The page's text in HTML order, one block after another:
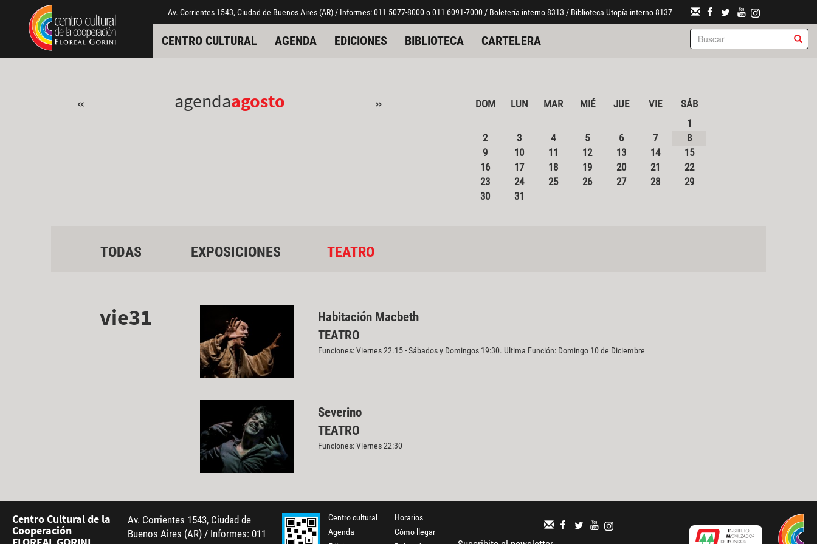
Pasar al contenido principal
Jump to main content Av. Corrientes 1543, Ciudad de Buenos Aires (AR) / Informes: 011 5077-8000 o 011 6091-7000 / Boletería interno 8313 / Biblioteca Utopía interno 8137
CENTRO CULTURAL AGENDA EDICIONES BIBLIOTECA CARTELERA
« agendaagosto » DOM LUN MAR MIÉ JUE VIE
SÁB
1
2
3 4 5 6 7
8
9
10 11 12 13 14
15
16
17 18 19 20 21
22
23
24 25 26 27 28
29
30
31
TODAS EXPOSICIONES TEATRO
vie31
Habitación Macbeth
TEATRO
Funciones: Viernes 22.15 - Sábados y Domingos 19:30. Ultima Función: Domingo 10 de Diciembre
Severino
TEATRO
Funciones: Viernes 22:30
Centro Cultural de la
Cooperación
Av. Corrientes 1543, Ciudad de
Buenos Aires (AR) / Informes: 011
Centro cultural
Agenda
Horarios
Cómo llegar